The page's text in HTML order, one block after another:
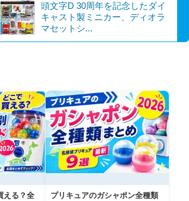
頭文字D 30周年を記念したダイ
キャスト製ミニカー、ディオラ
マセットシ...
える？全
プリキュアのガシャポン全種類